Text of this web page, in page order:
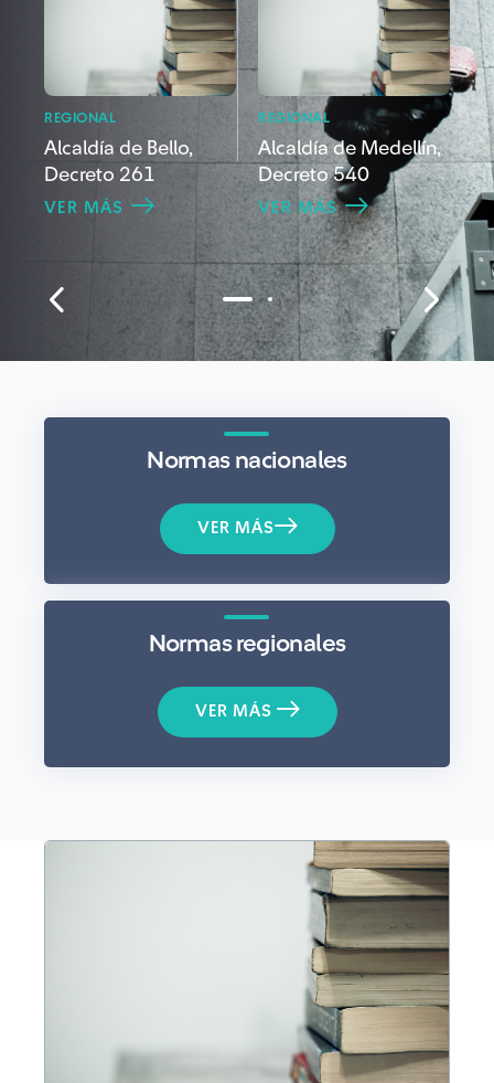
REGIONAL
Alcaldía de Bello,
Decreto 261
VER MÁS
REGIONAL
Alcaldía de Medellín,
Decreto 540
VER MÁS
Normas nacionales
VER MÁS
Normas regionales
VER MÁS